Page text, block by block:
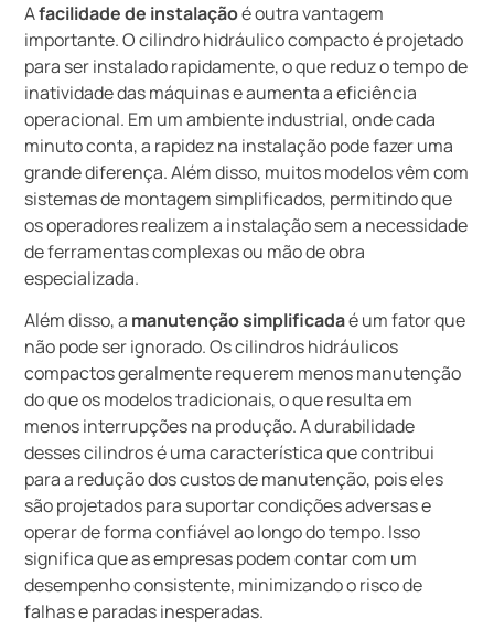
Afacilidade de instalaçãoé outra vantagem
importante. O cilindro hidráulico compacto é projetado
para ser instalado rapidamente, o que reduz o tempo de
inatividade das máquinas e aumenta a eficiência
operacional. Em um ambiente industrial, onde cada
minuto conta, a rapidez na instalação pode fazer uma
grande diferença. Além disso, muitos modelos vêm com
sistemas de montagem simplificados, permitindo que
os operadores realizem a instalação sem a necessidade
de ferramentas complexas ou mão de obra
especializada.
Além disso, a manutenção simplificadaé um fator que
não pode ser ignorado. Os cilindros hidráulicos
compactos geralmente requerem menos manutenção
do que os modelos tradicionais, o que resulta em
menos interrupções na produção. A durabilidade
desses cilindros é uma característica que contribui
para a redução dos custos de manutenção, pois eles
são projetados para suportar condições adversas e
operar de forma confiável ao longo do tempo. Isso
significa que as empresas podem contar com um
desempenho consistente, minimizando o risco de
falhas e paradas inesperadas.